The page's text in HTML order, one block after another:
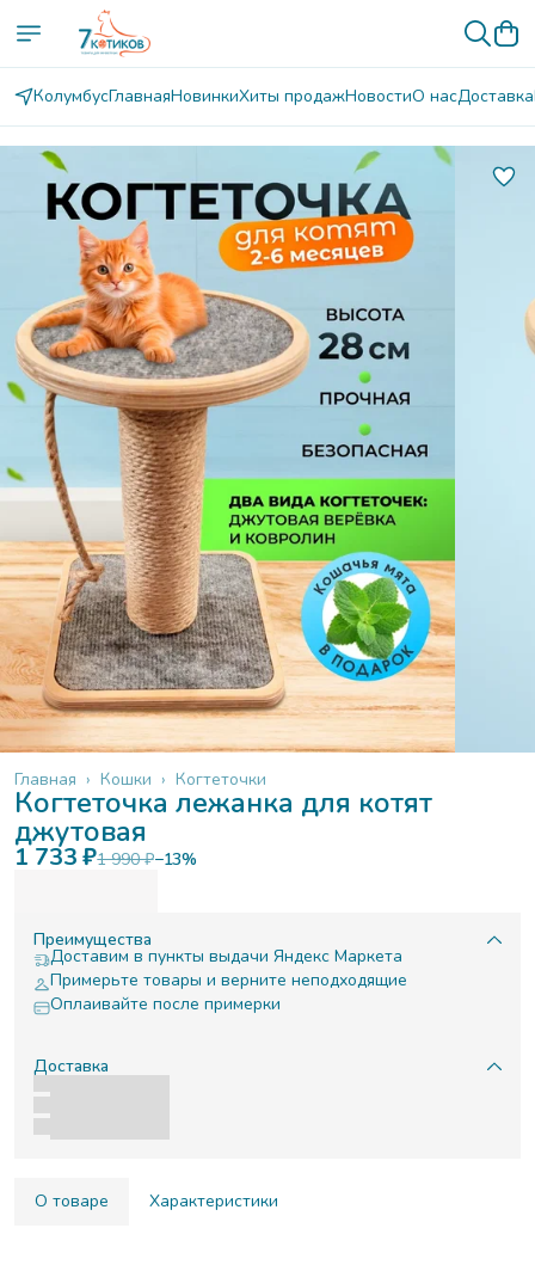
КолумбусГлавнаяНовинкиХиты продажНовостиО насДоставка
Когтеточки
Кошки ›
Главная ›
Когтеточка лежанка для котят
джутовая
1 733 ₽1 990 ₽−13%
Преимущества
Доставим в пункты выдачи Яндекс Маркета
Примерьте товары и верните неподходящие
Оплаивайте после примерки
Доставка
О товаре Характеристики